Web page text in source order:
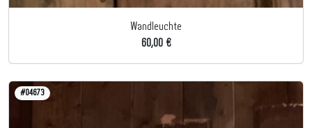
Wandleuchte
60,00 €
#04673